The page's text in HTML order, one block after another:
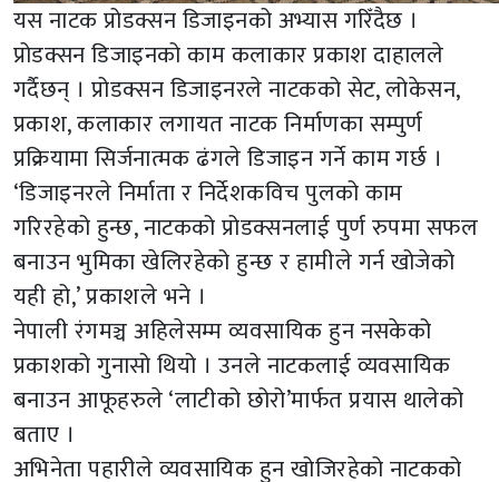
यस नाटक प्रोडक्सन डिजाइनको अभ्यास गरिँदैछ ।
प्रोडक्सन डिजाइनको काम कलाकार प्रकाश दाहालले
गर्दैछन् । प्रोडक्सन डिजाइनरले नाटकको सेट, लोकेसन,
प्रकाश, कलाकार लगायत नाटक निर्माणका सम्पुर्ण
प्रक्रियामा सिर्जनात्मक ढंगले डिजाइन गर्ने काम गर्छ ।
‘डिजाइनरले निर्माता र निर्देशकविच पुलको काम
गरिरहेको हुन्छ, नाटकको प्रोडक्सनलाई पुर्ण रुपमा सफल
बनाउन भुमिका खेलिरहेको हुन्छ र हामीले गर्न खोजेको
यही हो,’ प्रकाशले भने ।
नेपाली रंगमञ्च अहिलेसम्म व्यवसायिक हुन नसकेको
प्रकाशको गुनासो थियो । उनले नाटकलाई व्यवसायिक
बनाउन आफूहरुले ‘लाटीको छोरो’मार्फत प्रयास थालेको
बताए ।
अभिनेता पहारीले व्यवसायिक हुन खोजिरहेको नाटकको